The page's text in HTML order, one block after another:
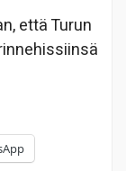
että Turun